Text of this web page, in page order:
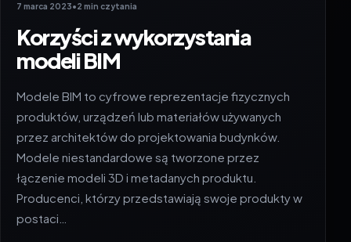
7 marca 2023•2 min czytania
Korzyści z wykorzystania
modeli BIM
Modele BIM to cyfrowe reprezentacje fizycznych
produktów, urządzeń lub materiałów używanych
przez architektów do projektowania budynków.
Modele niestandardowe są tworzone przez
łączenie modeli 3D i metadanych produktu.
Producenci, którzy przedstawiają swoje produkty w
postaci…